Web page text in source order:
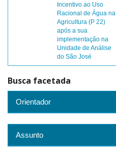
Incentivo ao Uso
Racional de Água na
Agricultura (P 22)
após a sua
implementação na
Unidade de Análise
do São José
Busca facetada
Orientador
Assunto